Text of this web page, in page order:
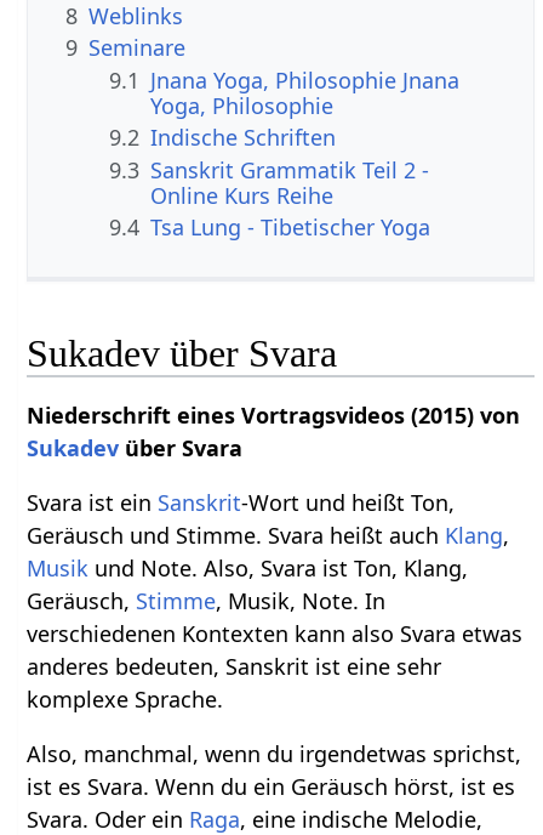
8 Weblinks
9 Seminare
9.1 Jnana Yoga, Philosophie Jnana
Yoga, Philosophie
9.2 Indische Schriften
9.3 Sanskrit Grammatik Teil 2 -
Online Kurs Reihe
9.4 Tsa Lung - Tibetischer Yoga
Sukadev über Svara
Niederschrift eines Vortragsvideos (2015) von
Sukadev über Svara
Svara ist ein Sanskrit-Wort und heißt Ton,
Geräusch und Stimme. Svara heißt auch Klang,
Musik und Note. Also, Svara ist Ton, Klang,
Geräusch, Stimme, Musik, Note. In
verschiedenen Kontexten kann also Svara etwas
anderes bedeuten, Sanskrit ist eine sehr
komplexe Sprache.
Also, manchmal, wenn du irgendetwas sprichst,
ist es Svara. Wenn du ein Geräusch hörst, ist es
Svara. Oder ein Raga, eine indische Melodie,